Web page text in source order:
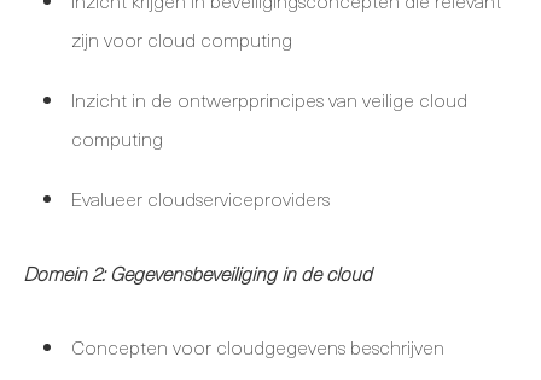
zijn voor cloud computing
Inzicht in de ontwerpprincipes van veilige cloud
computing
Evalueer cloudserviceproviders
Domein 2: Gegevensbeveiliging in de cloud
Concepten voor cloudgegevens beschrijven